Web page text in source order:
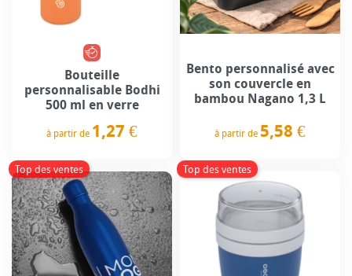
Bouteille
personnalisable Bodhi
500 ml en verre
à partir de 1,27 €
Bento personnalisé avec
son couvercle en
bambou Nagano 1,3 L
à partir de 5,58 €
Top des ventes Top des ventes